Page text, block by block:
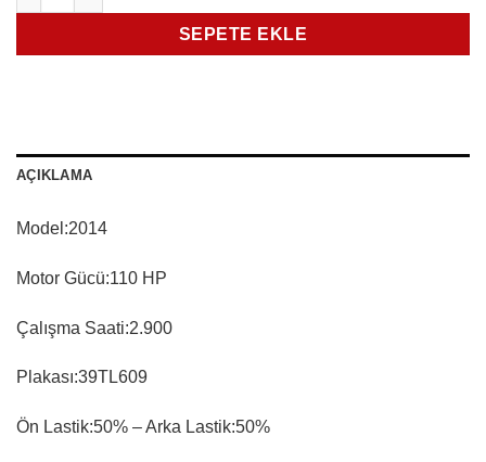
SEPETE EKLE
AÇIKLAMA
Model:2014
Motor Gücü:110 HP
Çalışma Saati:2.900
Plakası:39TL609
Ön Lastik:50% – Arka Lastik:50%